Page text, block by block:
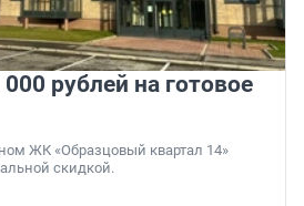
рублей на готовое
ЖК «Образцовый квартал 14»
скидкой.